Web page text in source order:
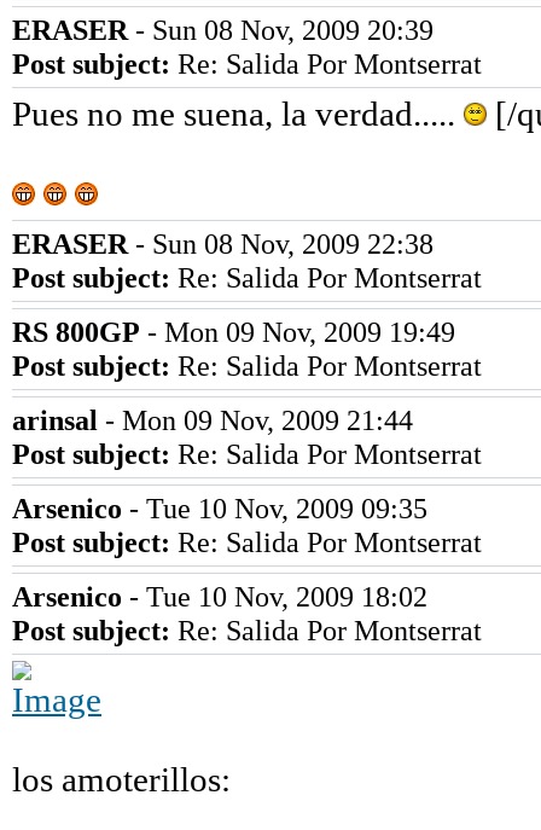
ERASER - Sun 08 Nov, 2009 20:39
Post subject: Re: Salida Por Montserrat
Pues no me suena, la verdad..... [/
ERASER - Sun 08 Nov, 2009 22:38
Post subject: Re: Salida Por Montserrat
RS 800GP - Mon 09 Nov, 2009 19:49
Post subject: Re: Salida Por Montserrat
arinsal - Mon 09 Nov, 2009 21:44
Post subject: Re: Salida Por Montserrat
Arsenico - Tue 10 Nov, 2009 09:35
Post subject: Re: Salida Por Montserrat
Arsenico - Tue 10 Nov, 2009 18:02
Post subject: Re: Salida Por Montserrat
los amoterillos: